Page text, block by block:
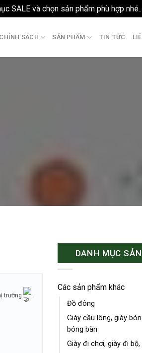
SALE và chọn sản phẩm phù hợp nhé..
CHÍNH SÁCH SẢN PHẨM TIN TỨC
trường
.
DANH MỤC
Các sản phẩm khác
Đồ đông
Giày cầu lông, giày
bóng bàn
Giày đi chơi, giày đi